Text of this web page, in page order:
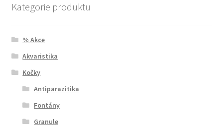
Kategorie produktu
% Akce
Akvaristika
Kočky
Antiparazitika
Fontány
Granule